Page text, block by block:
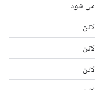
می شود
لاتن
لاتن
لاتن